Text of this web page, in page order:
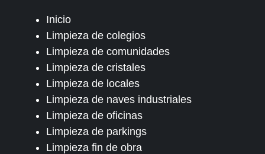
Inicio
Limpieza de colegios
Limpieza de comunidades
Limpieza de cristales
Limpieza de locales
Limpieza de naves industriales
Limpieza de oficinas
Limpieza de parkings
Limpieza fin de obra